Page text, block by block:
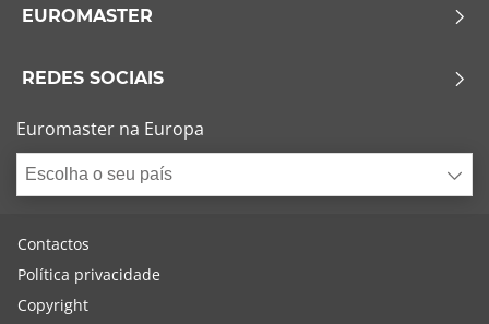
EUROMASTER
REDES SOCIAIS
Euromaster na Europa
Escolha o seu país
Contactos
Política privacidade
Copyright